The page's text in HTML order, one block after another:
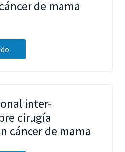
de mama
inter-
cirugía
cáncer de mama